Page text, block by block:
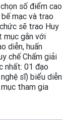
số điểm cao
mạc và trao
sẽ trao Huy
mục gắn với
diễn, huấn
chế Chấm giải
nhất: 01 đạo
sĩ) biểu diễn
tham gia